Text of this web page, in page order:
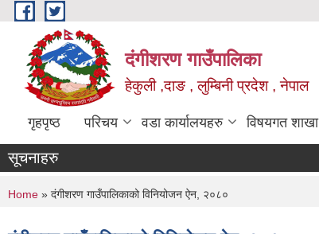
Skip to main content
दंगीशरण गाउँपालिका
हेकुली ,दाङ , लुम्बिनी प्रदेश , नेपाल
गृहपृष्ठ परिचय वडा कार्यालयहरु विषयगत शाखा
सूचनाहरु
You are here
Home » दंगीशरण गाउँपालिकाको विनियोजन ऐन, २०८०